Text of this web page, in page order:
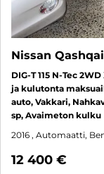
Nissan Qashqai
DIG-T 115 N-Tec
ja kulutonta
auto, Vakkari,
sp, Avaimeton kulku
2016 , Automaatti,
12 400 €